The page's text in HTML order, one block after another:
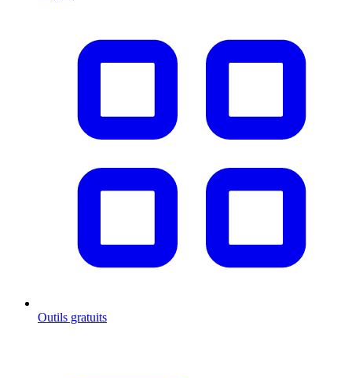
Outils gratuits